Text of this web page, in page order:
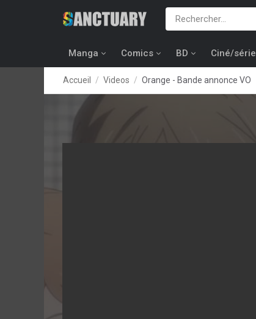
Manga Comics BD Ciné/série
Accueil Videos Orange - Bande annonce VO